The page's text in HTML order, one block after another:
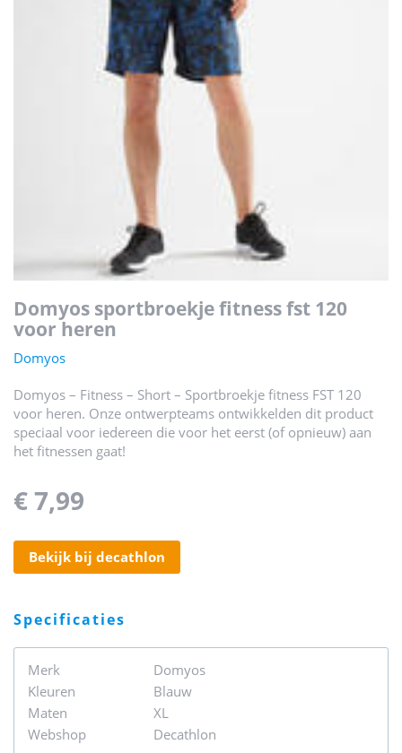
domyos sportbroekje fitness fst 120
voor heren
Domyos
Domyos – Fitness – Short – Sportbroekje fitness FST 120
voor heren. Onze ontwerpteams ontwikkelden dit product
speciaal voor iedereen die voor het eerst (of opnieuw) aan
het fitnessen gaat!
€ 7,99
bekijk bij decathlon
specificaties
Merk
Domyos
Kleuren
Blauw
Maten
XL
Webshop
Decathlon